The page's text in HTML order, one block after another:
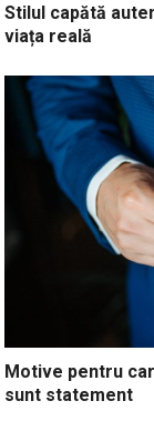
Stilul capătă
viața reală
Motive pentru
sunt statement